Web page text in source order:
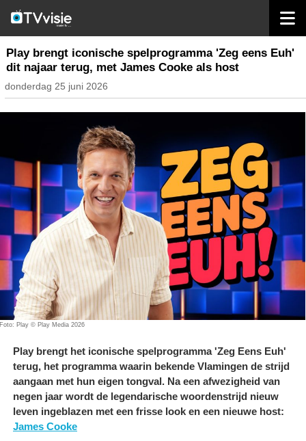
nieuws belgië
Play brengt iconische spelprogramma 'Zeg eens Euh'
dit najaar terug, met James Cooke als host
donderdag 25 juni 2026
Foto: Play © Play Media 2026
Play brengt het iconische spelprogramma 'Zeg Eens Euh'
terug, het programma waarin bekende Vlamingen de strijd
aangaan met hun eigen tongval. Na een afwezigheid van
negen jaar wordt de legendarische woordenstrijd nieuw
leven ingeblazen met een frisse look en een nieuwe host:
James Cooke